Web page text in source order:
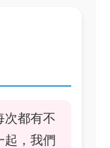
次都有不
起，我們